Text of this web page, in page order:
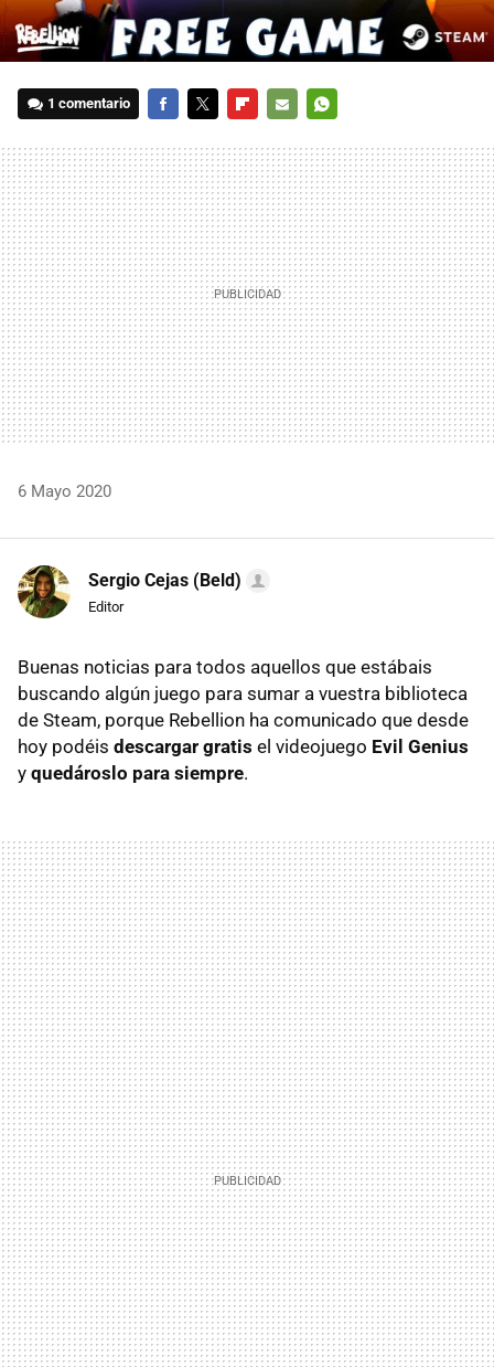
1 comentario
MAIL
6 Mayo 2020
Sergio Cejas (Beld)
Editor
Buenas noticias para todos aquellos que estábais
buscando algún juego para sumar a vuestra biblioteca
de Steam, porque Rebellion ha comunicado que desde
hoy podéis descargar gratis el videojuego Evil Genius
y quedároslo para siempre.